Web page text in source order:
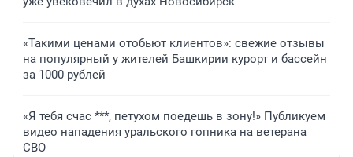
«Такими ценами отобьют клиентов»: свежие отзывы
на популярный у жителей Башкирии курорт и бассейн
за 1000 рублей
«Я тебя счас ***, петухом поедешь в зону!» Публикуем
видео нападения уральского гопника на ветерана
СВО